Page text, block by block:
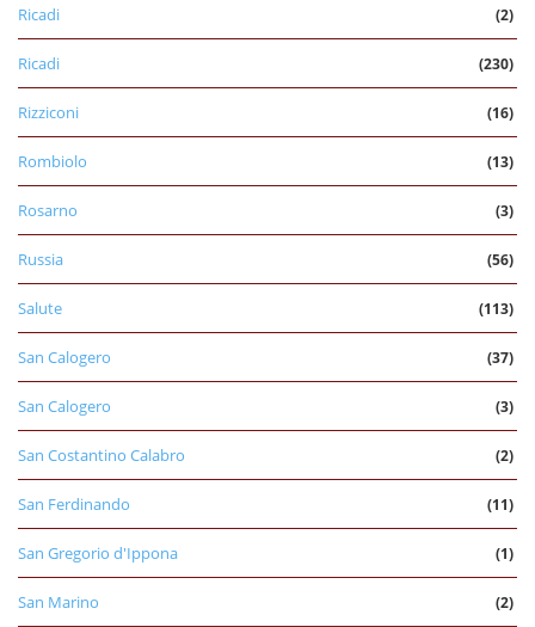
Ricadi (2)
Ricadi (230)
Rizziconi (16)
Rombiolo (13)
Rosarno (3)
Russia (56)
Salute (113)
San Calogero (37)
San Calogero (3)
San Costantino Calabro (2)
San Ferdinando (11)
San Gregorio d'Ippona (1)
San Marino (2)